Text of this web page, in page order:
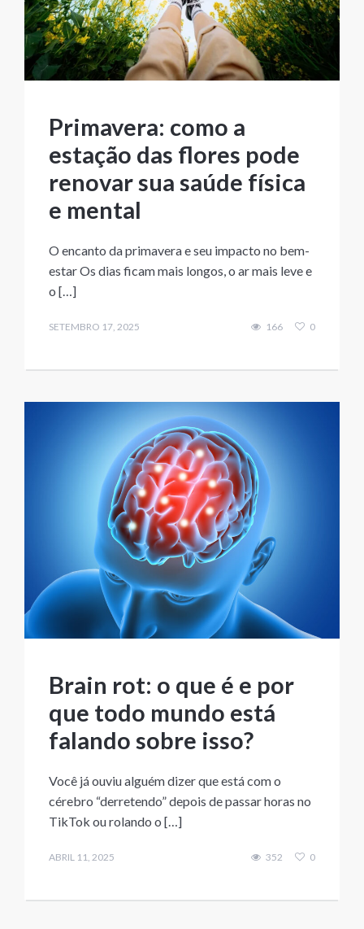
Primavera: como a
estação das flores pode
renovar sua saúde física
e mental
O encanto da primavera e seu impacto no bem-
estar Os dias ficam mais longos, o ar mais leve e
o […]
SETEMBRO 17, 2025 166 0
Brain rot: o que é e por
que todo mundo está
falando sobre isso?
Você já ouviu alguém dizer que está com o
cérebro “derretendo” depois de passar horas no
TikTok ou rolando o […]
ABRIL 11, 2025 352 0